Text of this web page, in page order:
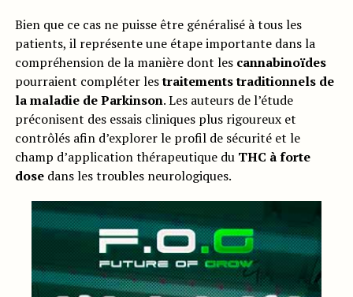
Bien que ce cas ne puisse être généralisé à tous les
patients, il représente une étape importante dans la
compréhension de la manière dont les cannabinoïdes
pourraient compléter lestraitements traditionnels de
la maladie de Parkinson. Les auteurs de l’étude
préconisent des essais cliniques plus rigoureux et
contrôlés afin d’explorer le profil de sécurité et le
champ d’application thérapeutique du THC à forte
dosedans les troubles neurologiques.